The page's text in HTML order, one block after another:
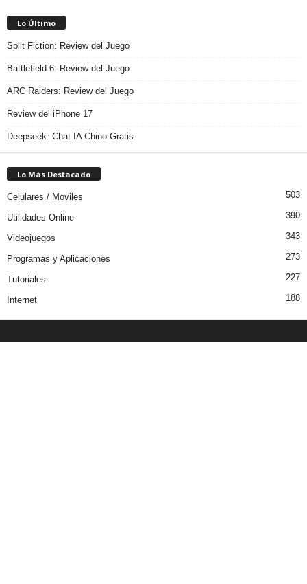
Lo Último
Split Fiction: Review del Juego
Battlefield 6: Review del Juego
ARC Raiders: Review del Juego
Review del iPhone 17
Deepseek: Chat IA Chino Gratis
Lo Más Destacado
Celulares / Moviles 503
Utilidades Online 390
Videojuegos 343
Programas y Aplicaciones 273
Tutoriales 227
Internet 188